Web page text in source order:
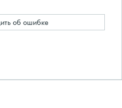
об ошибке